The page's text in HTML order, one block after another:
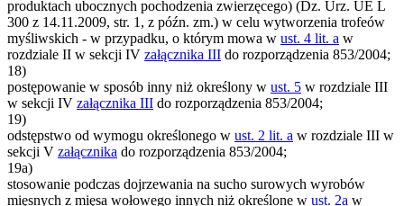
produktach ubocznych pochodzenia zwierzęcego) (Dz. Urz. UE L
300 z 14.11.2009, str. 1, z późn. zm.) w celu wytworzenia trofeów
myśliwskich - w przypadku, o którym mowa w ust. 4 lit. a w
rozdziale II w sekcji IV załącznika III do rozporządzenia 853/2004;
18)
postępowanie w sposób inny niż określony w ust. 5 w rozdziale III
w sekcji IV załącznika III do rozporządzenia 853/2004;
19)
odstępstwo od wymogu określonego w ust. 2 lit. a w rozdziale III w
sekcji V załącznika do rozporządzenia 853/2004;
19a)
stosowanie podczas dojrzewania na sucho surowych wyrobów
mięsnych z mięsa wołowego innych niż określone w ust. 2a w